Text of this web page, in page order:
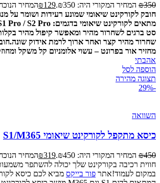
₪350 המחיר המקורי היה: ₪350. ₪129
המחיר הנוכחי
חובק לקורקינט שיאומי שמונע רעידות ושומר על
מתאים לקורקינט שיאומי בדגמים: M356 / S1 Pro / S2 Pro.
סט ברגים לשחרור מהיר ומאפשר קיפול מהיר
שחרור מהיר קצר ואחר ארוך לרמת אידוק שונה.
מחזיר אור בפרונט – עשוי אלומניום קל משקל
אהבתי
הוספה לסל
תצוגה מהירה
-29%
השוואה
כיסא מתקפל לקורקינט שיאומי S1/M365
₪450 המחיר המקורי היה: ₪450. ₪319
המחיר הנוכחי
חווית רכיבה בקורקינט שלך יכולה להשתפר
במקום לעמוד!אתר פור בייקס מביא לכם כיסא